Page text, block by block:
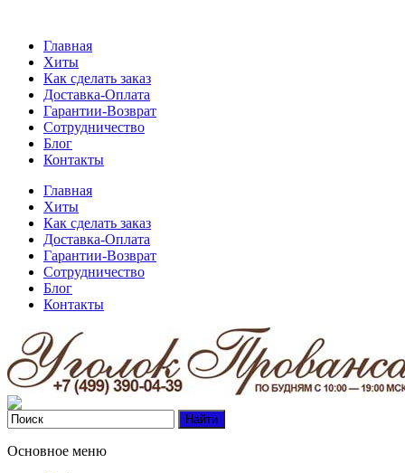
Главная
Хиты
Как сделать заказ
Доставка-Оплата
Гарантии-Возврат
Сотрудничество
Блог
Контакты
Главная
Хиты
Как сделать заказ
Доставка-Оплата
Гарантии-Возврат
Сотрудничество
Блог
Контакты
Основное меню